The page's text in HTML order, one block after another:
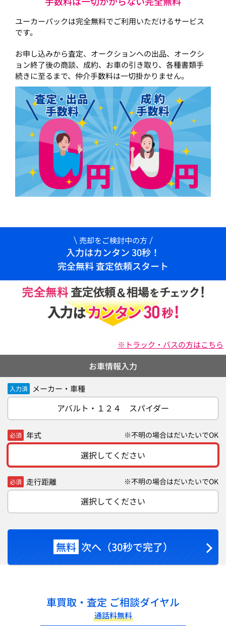
ユーカーパックは完全無料でご利用いただけるサービス
です。
お申し込みから査定、オークションへの出品、オークシ
ョン終了後の商談、成約、お車の引き取り、各種書類手
続きに至るまで、仲介手数料は一切掛かりません。
売却をご検討中の方
入力はカンタン 30秒！
完全無料 査定依頼スタート
※トラック・バスの方はこちら
お車情報入力
入力済 メーカー・車種
アバルト・１２４ スパイダー
必須 年式 ※不明の場合はだいたいでOK
選択してください
必須 走行距離 ※不明の場合はだいたいでOK
選択してください
無料 次へ（30秒で完了）
車買取・査定 ご相談ダイヤル
通話料無料